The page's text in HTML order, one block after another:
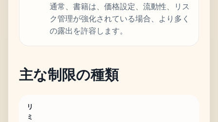
通常、書籍は、価格設定、流動性、リス
ク管理が強化されている場合、より多く
の露出を許容します。
主な制限の種類
リ
ミ